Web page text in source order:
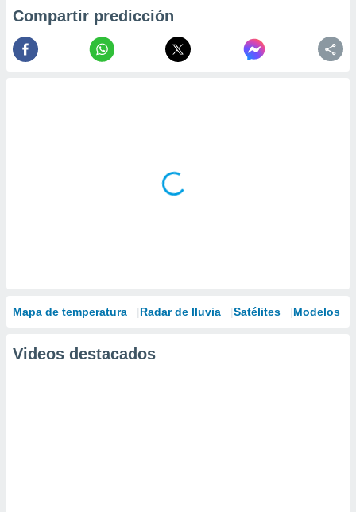
Compartir predicción
Mapa de temperatura Radar de lluvia Satélites Modelos
Videos destacados